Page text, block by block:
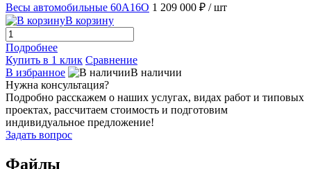
Весы автомобильные 60А16О 1 209 000 ₽ / шт
В корзину
Подробнее
Купить в 1 клик Сравнение
В избранное
В наличии
Нужна консультация?
Подробно расскажем о наших услугах, видах работ и типовых
проектах, рассчитаем стоимость и подготовим
индивидуальное предложение!
Задать вопрос
Файлы